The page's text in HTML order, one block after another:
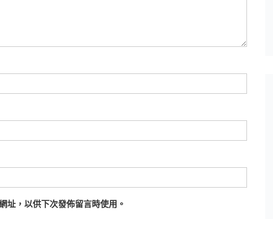
址，以供下次發佈留言時使用。